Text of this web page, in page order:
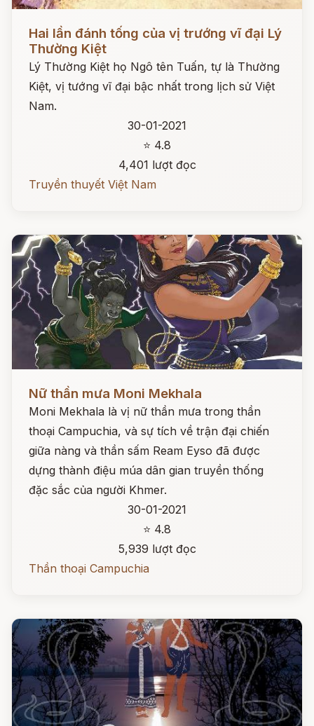
Đọc ngay
Hai lần đánh tống của vị trướng vĩ đại Lý
Thường Kiệt
Lý Thường Kiệt họ Ngô tên Tuấn, tự là Thường
Kiệt, vị tướng vĩ đại bậc nhất trong lịch sử Việt
Nam.
30-01-2021
⭐ 4.8
4,401 lượt đọc
Truyền thuyết Việt Nam
Nữ thần mưa Moni Mekhala
Moni Mekhala là vị nữ thần mưa trong thần
thoại Campuchia, và sự tích về trận đại chiến
giữa nàng và thần sấm Ream Eyso đã được
dựng thành điệu múa dân gian truyền thống
đặc sắc của người Khmer.
30-01-2021
⭐ 4.8
5,939 lượt đọc
Thần thoại Campuchia